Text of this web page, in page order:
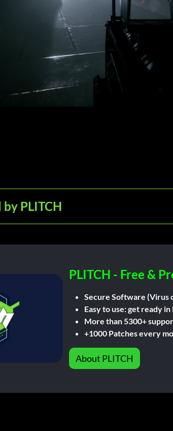
PLITCH
PLITCH - Free &
Secure Software (Virus
Easy to use: get ready in
More than 5300+
+1000 Patches every
About PLITCH